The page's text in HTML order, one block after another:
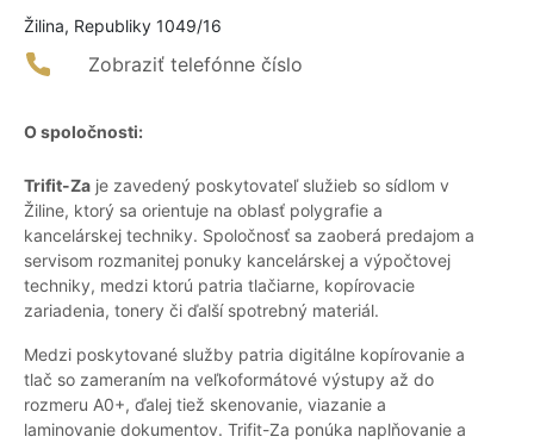
Žilina, Republiky 1049/16
Zobraziť telefónne číslo
O spoločnosti:
Trifit-Za je zavedený poskytovateľ služieb so sídlom v
Žiline, ktorý sa orientuje na oblasť polygrafie a
kancelárskej techniky. Spoločnosť sa zaoberá predajom a
servisom rozmanitej ponuky kancelárskej a výpočtovej
techniky, medzi ktorú patria tlačiarne, kopírovacie
zariadenia, tonery či ďalší spotrebný materiál.
Medzi poskytované služby patria digitálne kopírovanie a
tlač so zameraním na veľkoformátové výstupy až do
rozmeru A0+, ďalej tiež skenovanie, viazanie a
laminovanie dokumentov. Trifit-Za ponúka naplňovanie a